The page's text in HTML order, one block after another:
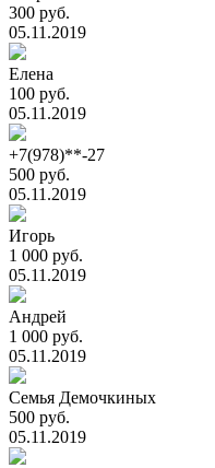
300 руб.
05.11.2019
Елена
100 руб.
05.11.2019
+7(978)**-27
500 руб.
05.11.2019
Игорь
1 000 руб.
05.11.2019
Андрей
1 000 руб.
05.11.2019
Семья Демочкиных
500 руб.
05.11.2019